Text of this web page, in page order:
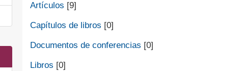
Artículos [9]
Capítulos de libros [0]
Documentos de conferencias [0]
Libros [0]